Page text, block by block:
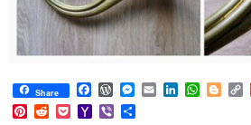
Share Facebook
WordPress
Messenger
EmailLinkedIn
Pinterest
RedditPocketYahoo
Viber